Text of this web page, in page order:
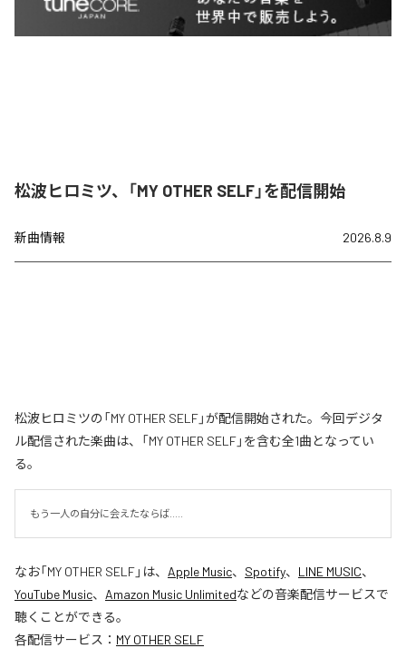
松波ヒロミツ、「MY OTHER SELF」を配信開始
新曲情報 2026.8.9
松波ヒロミツの「MY OTHER SELF」が配信開始された。今回デジタ
ル配信された楽曲は、「MY OTHER SELF」を含む全1曲となってい
る。
もう一人の自分に会えたならば.....
なお「MY OTHER SELF」は、 Apple Music、 Spotify、 LINE MUSIC、
YouTube Music、 Amazon Music Unlimitedなどの音楽配信サービスで
聴くことができる。
各配信サービス： MY OTHER SELF